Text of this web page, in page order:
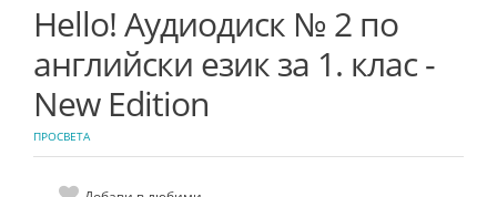
Hello! Аудиодиск № 2 по
английски език за 1. клас -
New Edition
ПРОСВЕТА